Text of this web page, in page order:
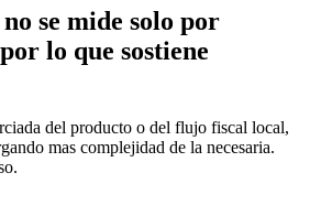
se mide solo por
lo que sostiene
del producto o del flujo fiscal local,
mas complejidad de la necesaria.